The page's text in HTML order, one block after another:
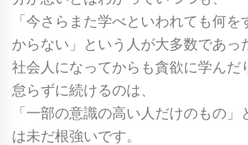
「今さらまた学べといわれても何を
からない」という人が大多数であっ
社会人になってからも貪欲に学んだ
怠らずに続けるのは、
「一部の意識の高い人だけのもの」
は未だ根強いです。